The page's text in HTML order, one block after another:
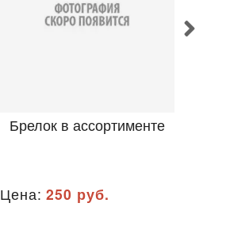
Брелок в ассортименте
Цена: 250 руб.